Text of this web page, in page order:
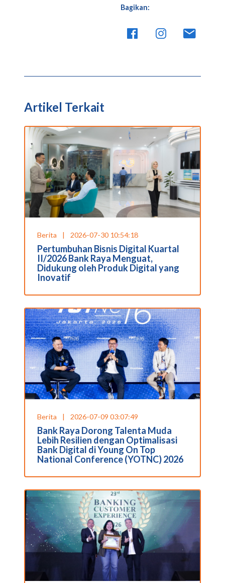
Bagikan:
Artikel Terkait
Berita | 2026-07-30 10:54:18
Pertumbuhan Bisnis Digital Kuartal
II/2026 Bank Raya Menguat,
Didukung oleh Produk Digital yang
Inovatif
Berita | 2026-07-09 03:07:49
Bank Raya Dorong Talenta Muda
Lebih Resilien dengan Optimalisasi
Bank Digital di Young On Top
National Conference (YOTNC) 2026